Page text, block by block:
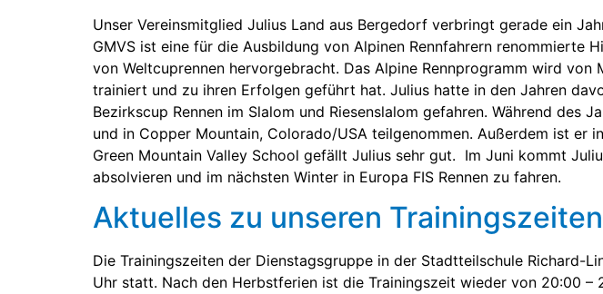
Unser Vereinsmitglied Julius Land aus Bergedorf verbringt gerade ein
GMVS ist eine für die Ausbildung von Alpinen Rennfahrern renommierte
von Weltcuprennen hervorgebracht. Das Alpine Rennprogramm wird
trainiert und zu ihren Erfolgen geführt hat. Julius hatte in den Jahren
Bezirkscup Rennen im Slalom und Riesenslalom gefahren. Während des
und in Copper Mountain, Colorado/USA teilgenommen. Außerdem ist er
Green Mountain Valley School gefällt Julius sehr gut. Im Juni kommt
absolvieren und im nächsten Winter in Europa FIS Rennen zu fahren.
Aktuelles zu unseren Trainingszeiten
Die Trainingszeiten der Dienstagsgruppe in der Stadtteilschule Richard-
Uhr statt. Nach den Herbstferien ist die Trainingszeit wieder von 20:00 –